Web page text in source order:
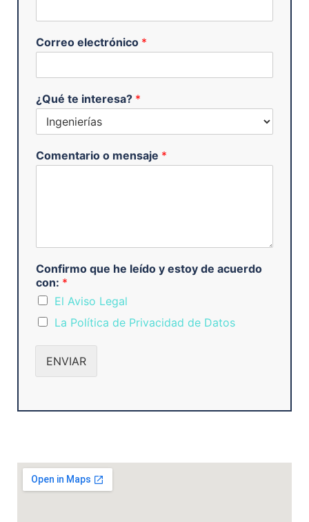
Correo electrónico *
¿Qué te interesa? *
Comentario o mensaje *
Confirmo que he leído y estoy de acuerdo
con: *
El Aviso Legal
La Política de Privacidad de Datos
ENVIAR